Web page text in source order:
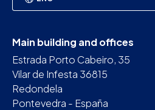
Main building and offices
Estrada Porto Cabeiro, 35
Vilar de Infesta 36815
Redondela
Pontevedra - España